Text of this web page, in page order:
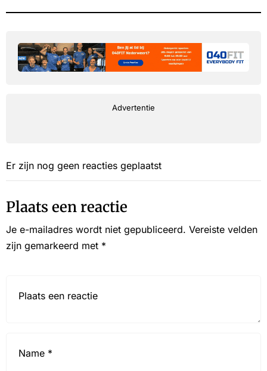
Advertentie
Er zijn nog geen reacties geplaatst
Plaats een reactie
Je e-mailadres wordt niet gepubliceerd. Vereiste velden
zijn gemarkeerd met *